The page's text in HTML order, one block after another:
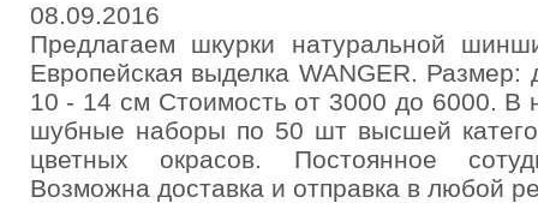
08.09.2016
Предлагаем шкурки натуральной
Европейская выделка WANGER.
10 - 14 см Стоимость от 3000 до 6000. В
шубные наборы по 50 шт высшей
цветных окрасов. Постоянное
Возможна доставка и отправка в любой